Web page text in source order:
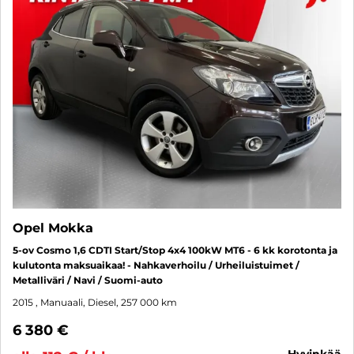
Opel Mokka
5-ov Cosmo 1,6 CDTI Start/Stop 4x4 100kW MT6 - 6 kk korotonta ja
kulutonta maksuaikaa! - Nahkaverhoilu / Urheiluistuimet /
Metalliväri / Navi / Suomi-auto
2015 , Manuaali, Diesel, 257 000 km
6 380 €